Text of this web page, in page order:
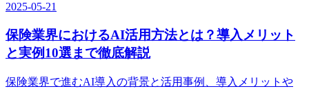
2025-05-21
保険業界におけるAI活用方法とは？導入メリット
と実例10選まで徹底解説
保険業界で進むAI導入の背景と活用事例、導入メリットや